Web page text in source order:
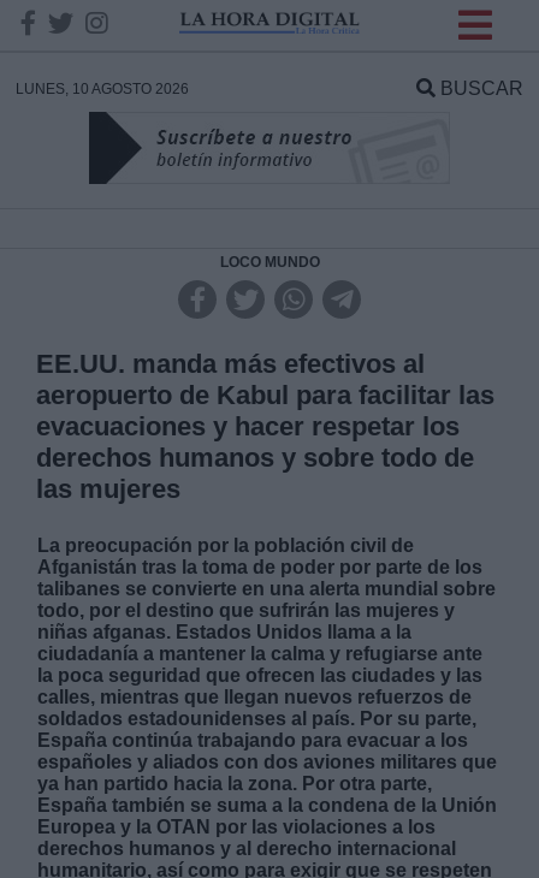
LUNES, 10 AGOSTO 2026 BUSCAR
LOCO MUNDO
EE.UU. manda más efectivos al
aeropuerto de Kabul para facilitar las
evacuaciones y hacer respetar los
derechos humanos y sobre todo de
las mujeres
La preocupación por la población civil de
Afganistán tras la toma de poder por parte de los
talibanes se convierte en una alerta mundial sobre
todo, por el destino que sufrirán las mujeres y
niñas afganas. Estados Unidos llama a la
ciudadanía a mantener la calma y refugiarse ante
la poca seguridad que ofrecen las ciudades y las
calles, mientras que llegan nuevos refuerzos de
soldados estadounidenses al país. Por su parte,
España continúa trabajando para evacuar a los
españoles y aliados con dos aviones militares que
ya han partido hacia la zona. Por otra parte,
España también se suma a la condena de la Unión
Europea y la OTAN por las violaciones a los
derechos humanos y al derecho internacional
humanitario, así como para exigir que se respeten
DATOS
Responsable:
Legitimación:
Destinatarios:
Derechos:
link
Información adicional
link